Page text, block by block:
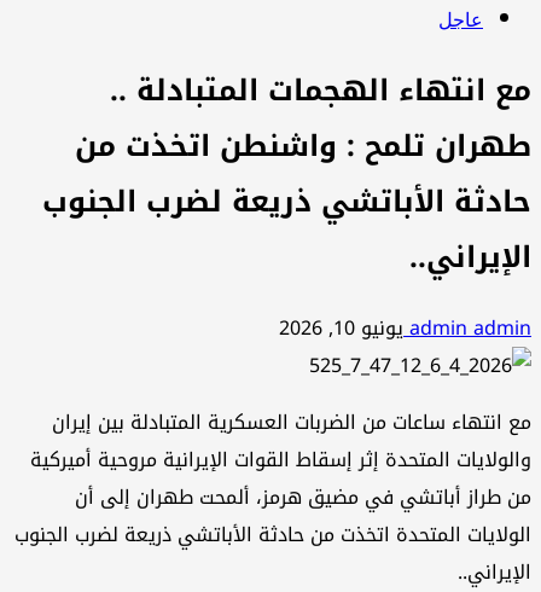
عاجل
مع انتهاء الهجمات المتبادلة ..
طهران تلمح : واشنطن اتخذت من
حادثة الأباتشي ذريعة لضرب الجنوب
الإيراني..
admin adminيونيو 10, 2026
مع انتهاء ساعات من الضربات العسكرية المتبادلة بين إيران
والولايات المتحدة إثر إسقاط القوات الإيرانية مروحية أميركية
من طراز أباتشي في مضيق هرمز، ألمحت طهران إلى أن
الولايات المتحدة اتخذت من حادثة الأباتشي ذريعة لضرب الجنوب
الإيراني..